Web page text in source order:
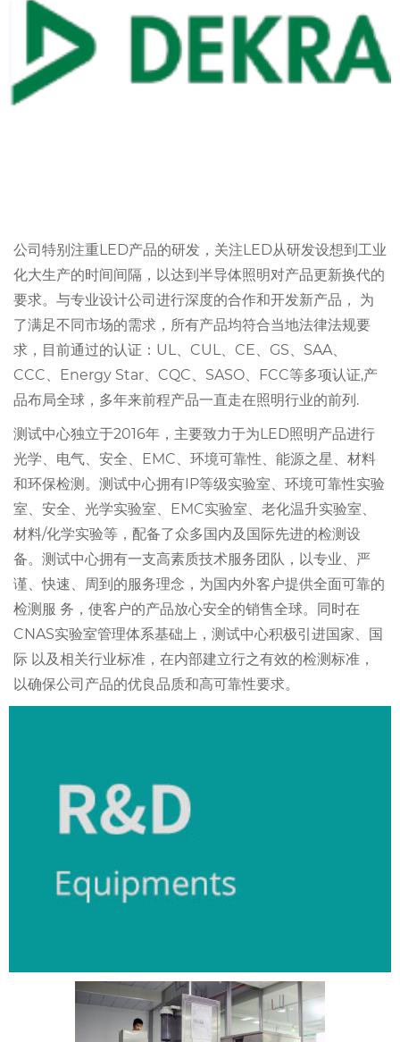
公司特别注重LED产品的研发，关注LED从研发设想到工业
化大生产的时间间隔，以达到半导体照明对产品更新换代的
要求。与专业设计公司进行深度的合作和开发新产品， 为
了满足不同市场的需求，所有产品均符合当地法律法规要
求，目前通过的认证：UL、CUL、CE、GS、SAA、
CCC、Energy Star、CQC、SASO、FCC等多项认证,产
品布局全球，多年来前程产品一直走在照明行业的前列.
测试中心独立于2016年，主要致力于为LED照明产品进行
光学、电气、安全、EMC、环境可靠性、能源之星、材料
和环保检测。测试中心拥有IP等级实验室、环境可靠性实验
室、安全、光学实验室、EMC实验室、老化温升实验室、
材料/化学实验等，配备了众多国内及国际先进的检测设
备。测试中心拥有一支高素质技术服务团队，以专业、严
谨、快速、周到的服务理念，为国内外客户提供全面可靠的
检测服 务，使客户的产品放心安全的销售全球。同时在
CNAS实验室管理体系基础上，测试中心积极引进国家、国
际 以及相关行业标准，在内部建立行之有效的检测标准，
以确保公司产品的优良品质和高可靠性要求。